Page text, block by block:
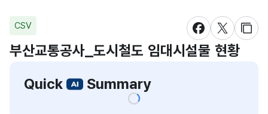
CSV
새창 열림새창 열림
새창
부산교통공사_도시철도 임대시설물 현황
Quick
Summary